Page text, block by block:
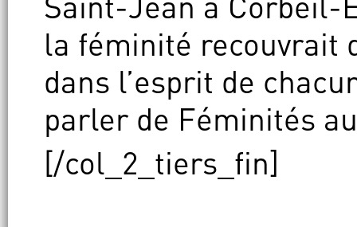
la féminité recouvrait
dans l’esprit de
parler de Féminités
[/col_2_tiers_fin]